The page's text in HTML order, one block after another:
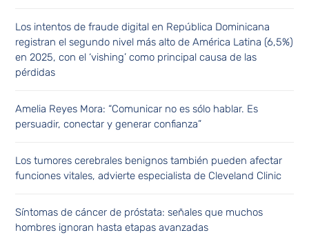
Los intentos de fraude digital en República Dominicana
registran el segundo nivel más alto de América Latina (6,5%)
en 2025, con el ‘vishing’ como principal causa de las
pérdidas
Amelia Reyes Mora: “Comunicar no es sólo hablar. Es
persuadir, conectar y generar confianza”
Los tumores cerebrales benignos también pueden afectar
funciones vitales, advierte especialista de Cleveland Clinic
Síntomas de cáncer de próstata: señales que muchos
hombres ignoran hasta etapas avanzadas